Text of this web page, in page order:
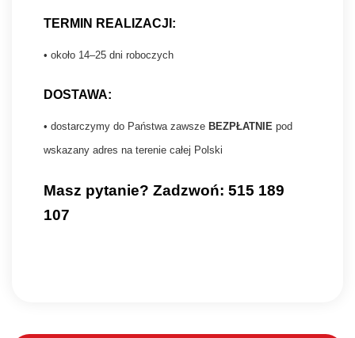
TERMIN REALIZACJI:
• około 14–25 dni roboczych
DOSTAWA:
• dostarczymy do Państwa zawsze BEZPŁATNIE pod
wskazany adres na terenie całej Polski
Masz pytanie? Zadzwoń: 515 189
107